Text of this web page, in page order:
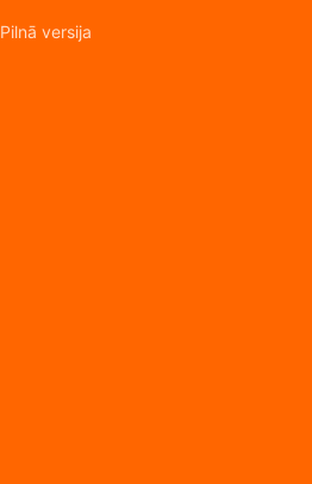
Pilnā versija